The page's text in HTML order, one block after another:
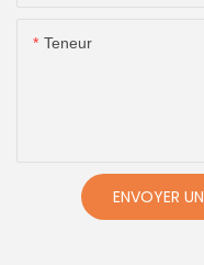
Teneur
ENVOYER